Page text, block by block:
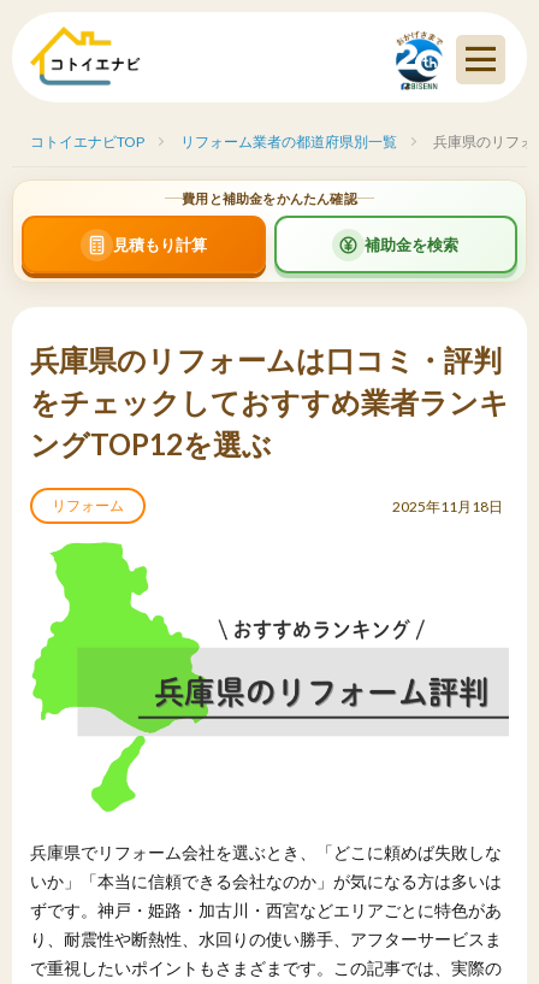
コトイエナビTOP リフォーム業者の都道府県別一覧 兵庫県のリフォ
費用と補助金をかんたん確認
見積もり計算 補助金を検索
兵庫県のリフォームは口コミ・評判
をチェックしておすすめ業者ランキ
ングTOP12を選ぶ
リフォーム 2025年11月18日
兵庫県でリフォーム会社を選ぶとき、「どこに頼めば失敗しな
いか」「本当に信頼できる会社なのか」が気になる方は多いは
ずです。神戸・姫路・加古川・西宮などエリアごとに特色があ
り、耐震性や断熱性、水回りの使い勝手、アフターサービスま
で重視したいポイントもさまざまです。この記事では、実際の